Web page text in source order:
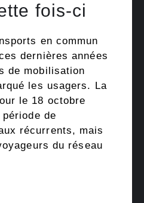
fois-ci
en commun
dernières années
de mobilisation
les usagers. La
le 18 octobre
de
récurrents, mais
du réseau